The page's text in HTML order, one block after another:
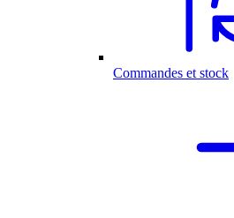
Commandes et stock